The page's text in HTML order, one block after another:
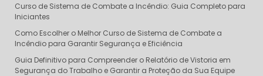
Curso de Sistema de Combate a Incêndio: Guia Completo para
Iniciantes
Como Escolher o Melhor Curso de Sistema de Combate a
Incêndio para Garantir Segurança e Eficiência
Guia Definitivo para Compreender o Relatório de Vistoria em
Segurança do Trabalho e Garantir a Proteção da Sua Equipe